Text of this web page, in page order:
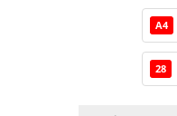
A4
28